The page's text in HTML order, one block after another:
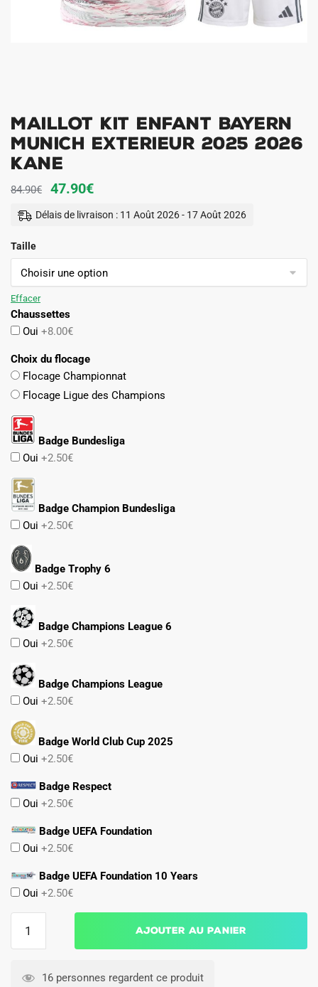
Maillot Kit Enfant Bayern
Munich Exterieur 2025 2026
Kane
84.90€
Le
prix
84.90€.
47.90€Le
prix
47.90€.
Délais de livraison : 11 Août 2026 - 17 Août 2026
Taille
Effacer
Chaussettes
Oui +8.00€
Choix du flocage
Flocage Championnat
Flocage Ligue des Champions
Badge Bundesliga
Oui +2.50€
Badge Champion Bundesliga
Oui +2.50€
Badge Trophy 6
Oui +2.50€
Badge Champions League 6
Oui +2.50€
Badge Champions League
Oui +2.50€
Badge World Club Cup 2025
Oui +2.50€
Badge Respect
Oui +2.50€
Badge UEFA Foundation
Oui +2.50€
Badge UEFA Foundation 10 Years
Oui +2.50€
Ajouter au panier
16 personnes regardent ce produit